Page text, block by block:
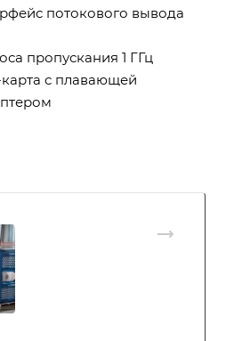
потокового вывода
пропускания 1 ГГц
с плавающей